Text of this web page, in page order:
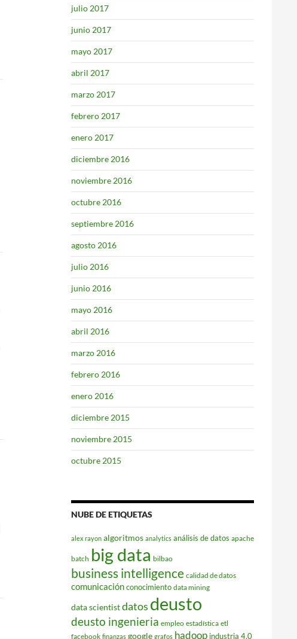
julio 2017
junio 2017
mayo 2017
abril 2017
marzo 2017
febrero 2017
enero 2017
diciembre 2016
noviembre 2016
octubre 2016
septiembre 2016
agosto 2016
julio 2016
junio 2016
mayo 2016
abril 2016
marzo 2016
febrero 2016
enero 2016
diciembre 2015
noviembre 2015
octubre 2015
NUBE DE ETIQUETAS
alex rayon algoritmos analytics análisis de datos apache
batch big data bilbao
business intelligence calidad de datos
comunicaciónconocimiento data mining
data scientistdatos deusto
deusto ingenieria empleo estadística etl
facebook finanzas google grafos hadoop industria 4.0